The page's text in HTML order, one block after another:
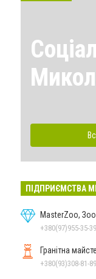
ПІДПРИЄМСТВА
MasterZoo,
+380(97)955-35-39
Гранітна